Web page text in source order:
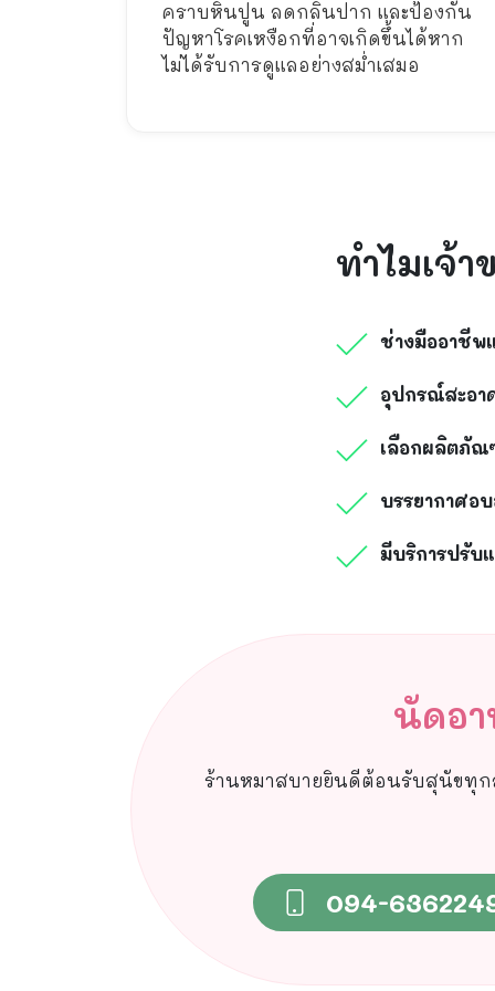
คราบหินปูน ลดกลิ่นปาก และป้องกัน
ปัญหาโรคเหงือกที่อาจเกิดขึ้นได้หาก
ไม่ได้รับการดูแลอย่างสม่ำเสมอ
ทำไมเจ้
ช่างมืออาชีพ
อุปกรณ์สะอา
เลือกผลิตภัณ
บรรยากาศอ
มีบริการปรับ
นัดอ
ร้านหมาสบายยินดีต้อนรับสุนัขทุก
094-